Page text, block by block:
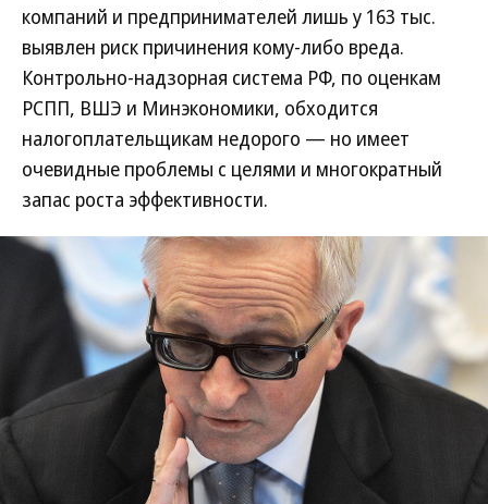
компаний и предпринимателей лишь у 163 тыс.
выявлен риск причинения кому-либо вреда.
Контрольно-надзорная система РФ, по оценкам
РСПП, ВШЭ и Минэкономики, обходится
налогоплательщикам недорого — но имеет
очевидные проблемы с целями и многократный
запас роста эффективности.